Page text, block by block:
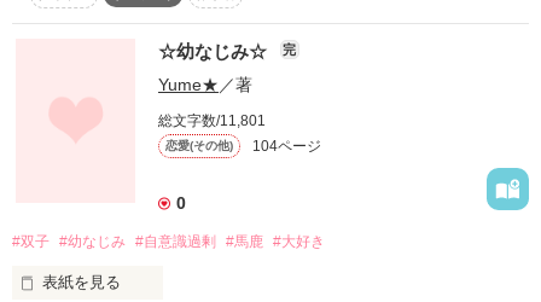
我らのお馬鹿代表～！！
《馬鹿宇宙人》
花村呉亜　（高一）
ﾊﾅﾑﾗｸﾚｱ
が繰り広げるラブコメ！？
そしてもう友達だなんて言わないでくれ
恋愛初心者の男女二人が
繰り出すラブストーリー……
☆幼なじみ☆ 完
Yume★ ／著
総文字数/11,801
恋愛(その他) 104ページ
0
#双子 #幼なじみ #自意識過剰 #馬鹿 #大好き
表紙を見る